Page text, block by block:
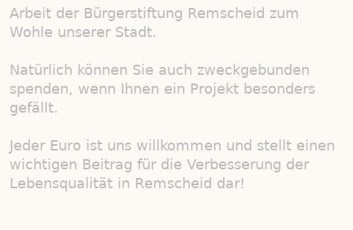
Arbeit der Bürgerstiftung Remscheid zum
Wohle unserer Stadt.
Natürlich können Sie auch zweckgebunden
spenden, wenn Ihnen ein Projekt besonders
gefällt.
Jeder Euro ist uns willkommen und stellt einen
wichtigen Beitrag für die Verbesserung der
Lebensqualität in Remscheid dar!